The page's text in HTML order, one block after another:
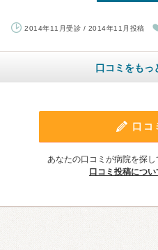
2014年11月受診 / 2014年11月投稿
口コミをもっ
口コ
あなたの口コミが病院を探し
口コミ投稿につ